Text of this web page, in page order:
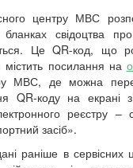
центру МВС
свідоцтва
Це QR-код, що
містить посилання на
МВС, де можна
QR-коду на екрані
реєстру –
засіб».
раніше в